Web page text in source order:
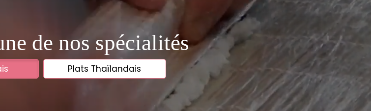
de nos spécialités
Plats Thaïlandais